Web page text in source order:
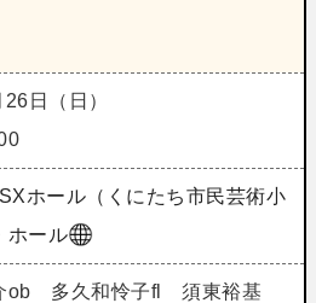
日（日）
ホール（くにたち市民芸術小
ホール
ob 多久和怜子fl 須東裕基